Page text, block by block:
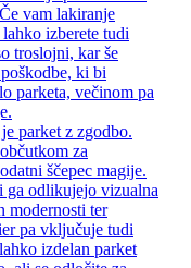
vam lakiranje
izberete tudi
troslojni, kar še
ki bi
parketa, večinom pa
parket z zgodbo.
za
ščepec magije.
ga odlikujejo vizualna
modernosti ter
pa vključuje tudi
izdelan parket